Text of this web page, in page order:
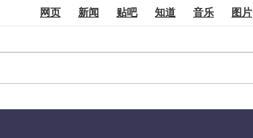
网页 新闻 贴吧 知道 音乐 图片